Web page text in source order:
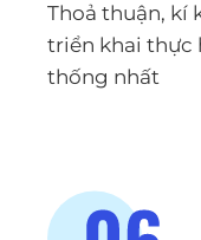
Thoả thuận, kí
triển khai thực
thống nhất